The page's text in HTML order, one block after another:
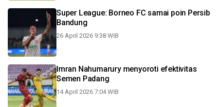
Super League: Borneo FC samai poin Persib
Bandung
26 April 2026 9:38 WIB
Imran Nahumarury menyoroti efektivitas
Semen Padang
14 April 2026 7:04 WIB